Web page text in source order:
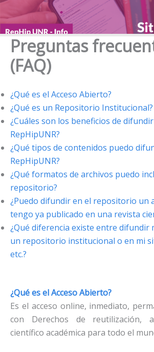
Ir
al
contenido
Preguntas
(FAQ)
¿Qué es el Acceso Abierto?
¿Qué es un Repositorio Institucional?
¿Cuáles son los beneficios de
RepHipUNR?
¿Qué tipos de contenidos puedo
RepHipUNR?
¿Qué formatos de archivos puedo
repositorio?
¿Puedo difundir en el repositorio un
tengo ya publicado en una revista
¿Qué diferencia existe entre difundir
un repositorio institucional o en mi
etc.?
¿Qué es el Acceso Abierto?
Es el acceso online, inmediato,
con Derechos de reutilización,
científico académica para todo el